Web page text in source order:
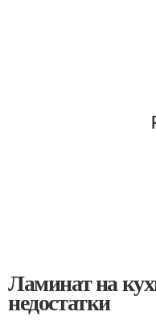
Ламинат на
недостатки